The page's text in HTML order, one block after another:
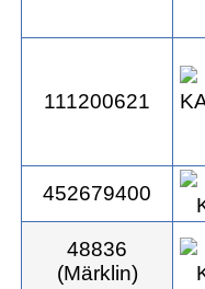
111200621
452679400
48836
(Märklin)